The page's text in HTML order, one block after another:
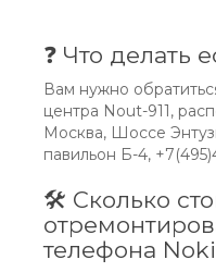
❓ Что делать
Вам нужно
центра Nout-911,
Москва, Шоссе
павильон Б-4,
🛠 Сколько
телефона